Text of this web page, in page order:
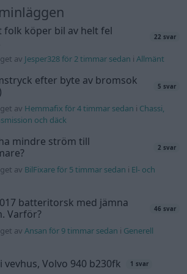
folk köper bil av helt fel
22 svar
av Jesper328 för 2 timmar sedan iAllmänt
efter byte av bromsok
5 svar
av Hemmafix för 4 timmar sedan i Chassi,
och däck
mindre ström till
2 svar
av BilFixare för 5 timmar sedan i El- och
batteritorsk med jämna
Varför?
46 svar
avAnsan för 9 timmar sedan i Generell
vevhus, Volvo 940 b230fk 1 svar